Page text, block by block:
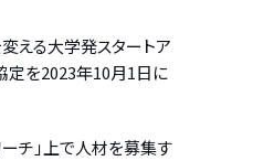
える大学発スタートア
定を2023年10月1日に
チ」上で人材を募集す